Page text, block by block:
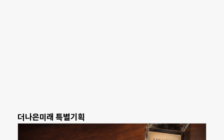
더나은미래 특별기획